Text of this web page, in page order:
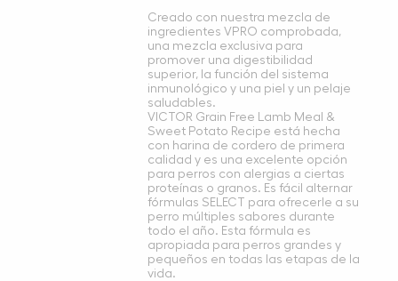
Creado con nuestra mezcla de
ingredientes VPRO comprobada,
una mezcla exclusiva para
promover una digestibilidad
superior, la función del sistema
inmunológico y una piel y un pelaje
saludables.
VICTOR Grain Free Lamb Meal &
Sweet Potato Recipe está hecha
con harina de cordero de primera
calidad y es una excelente opción
para perros con alergias a ciertas
proteínas o granos. Es fácil alternar
fórmulas SELECT para ofrecerle a su
perro múltiples sabores durante
todo el año. Esta fórmula es
apropiada para perros grandes y
pequeños en todas las etapas de la
vida.